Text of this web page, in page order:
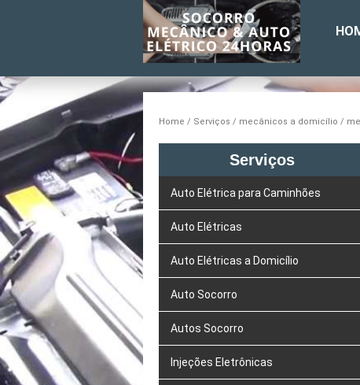
Home Serviços mecânicos a domicílio
Serviços
Auto Elétrica para Caminhões
Auto Elétricas
Auto Elétricas a Domicílio
Auto Socorro
Autos Socorro
Injeções Eletrônicas